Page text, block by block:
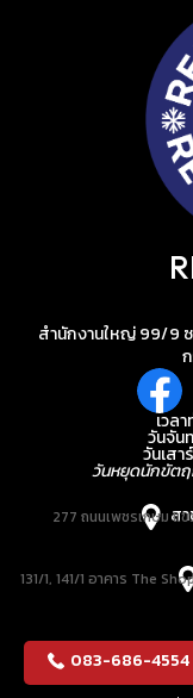
สำนักงานใหญ่ 99/9
เวล
วันจัน
วันเส
วันหยุดนักขัตฤ
ส
277 ถนนเพชรเกษม แ
131/1, 141/1 อาคาร The
083-686-4554